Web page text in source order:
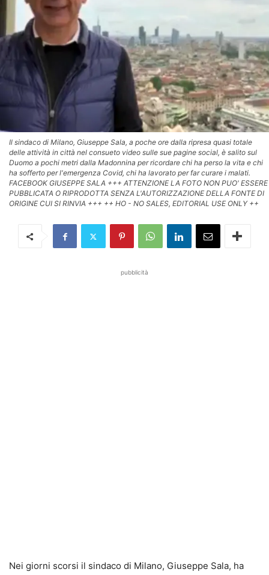
Il sindaco di Milano, Giuseppe Sala, a poche ore dalla ripresa quasi totale
delle attività in città nel consueto video sulle sue pagine social, è salito sul
Duomo a pochi metri dalla Madonnina per ricordare chi ha perso la vita e chi
ha sofferto per l'emergenza Covid, chi ha lavorato per far curare i malati.
FACEBOOK GIUSEPPE SALA +++ ATTENZIONE LA FOTO NON PUO' ESSERE
PUBBLICATA O RIPRODOTTA SENZA L'AUTORIZZAZIONE DELLA FONTE DI
ORIGINE CUI SI RINVIA +++ ++ HO - NO SALES, EDITORIAL USE ONLY ++
pubblicità
Nei giorni scorsi il sindaco di Milano, Giuseppe Sala, ha